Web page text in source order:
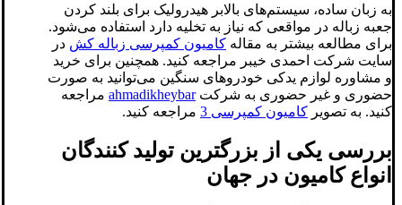
به زبان ساده، سیستم‌های بالابر هیدرولیک برای بلند کردن
جعبه زباله در مواقعی که نیاز به تخلیه دارد استفاده می‌شود.
برای مطالعه بیشتر به مقاله کامیون کمپرسی زباله کش در
سایت شرکت احمدی خیبر مراجعه کنید. همچنین برای خرید
و مشاوره لوازم یدکی خودروهای سنگین می‌توانید به صورت
حضوری و غیر حضوری به شرکتahmadikheybar مراجعه
کنید. به تصویر کامیون کمپرسی 3 مراجعه کنید.
بررسی یکی از بزرگترین تولید کنندگان
انواع کامیون در جهان